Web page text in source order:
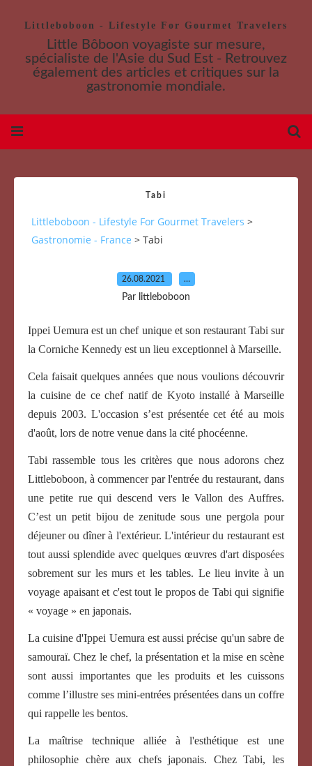
Littleboboon - Lifestyle For Gourmet Travelers
Little Bôboon voyagiste sur mesure,
spécialiste de l'Asie du Sud Est - Retrouvez
également des articles et critiques sur la
gastronomie mondiale.
Tabi
Littleboboon - Lifestyle For Gourmet Travelers >
Gastronomie - France > Tabi
26.08.2021 …
Par littleboboon
Ippei Uemura est un chef unique et son restaurant Tabi sur
la Corniche Kennedy est un lieu exceptionnel à Marseille.
Cela faisait quelques années que nous voulions découvrir
la cuisine de ce chef natif de Kyoto installé à Marseille
depuis 2003. L'occasion s’est présentée cet été au mois
d'août, lors de notre venue dans la cité phocéenne.
Tabi rassemble tous les critères que nous adorons chez
Littleboboon, à commencer par l'entrée du restaurant, dans
une petite rue qui descend vers le Vallon des Auffres.
C’est un petit bijou de zenitude sous une pergola pour
déjeuner ou dîner à l'extérieur. L'intérieur du restaurant est
tout aussi splendide avec quelques œuvres d'art disposées
sobrement sur les murs et les tables. Le lieu invite à un
voyage apaisant et c'est tout le propos de Tabi qui signifie
« voyage » en japonais.
La cuisine d'Ippei Uemura est aussi précise qu'un sabre de
samouraï. Chez le chef, la présentation et la mise en scène
sont aussi importantes que les produits et les cuissons
comme l’illustre ses mini-entrées présentées dans un coffre
qui rappelle les bentos.
La maîtrise technique alliée à l'esthétique est une
philosophie chère aux chefs japonais. Chez Tabi, les